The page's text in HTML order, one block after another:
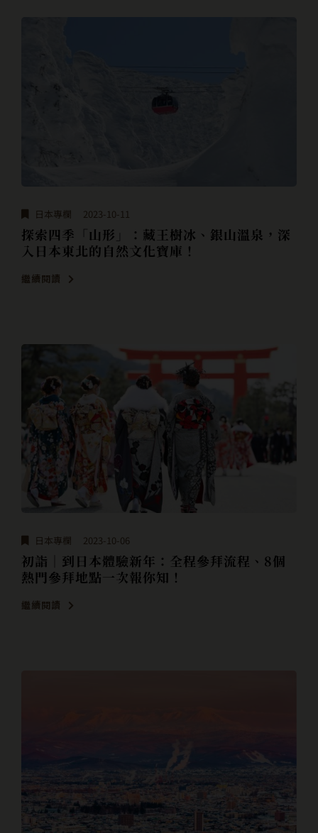
日本專欄 2023-10-11
探索四季「山形」：藏王樹冰、銀山溫泉，深
入日本東北的自然文化寶庫！
繼續閱讀
日本專欄 2023-10-06
初詣｜到日本體驗新年：全程參拜流程、8個
熱門參拜地點一次報你知！
繼續閱讀